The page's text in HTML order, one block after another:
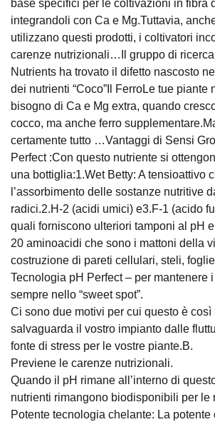
base specifici per le coltivazioni in fibra
integrandoli con Ca e Mg.Tuttavia,
utilizzano questi prodotti, i coltivatori
carenze nutrizionali…Il gruppo di
Nutrients ha trovato il difetto nascosto
dei nutrienti “Coco”Il FerroLe tue piante
bisogno di Ca e Mg extra, quando
cocco, ma anche ferro
certamente tutto …Vantaggi di Sensi
Perfect :Con questo nutriente si
una bottiglia:1.Wet Betty: A tensioattivo
l’assorbimento delle sostanze nutritive
radici.2.H-2 (acidi umici) e3.F-1 (acido
quali forniscono ulteriori tamponi al pH
20 aminoacidi che sono i mattoni della
costruzione di pareti cellulari, steli,
Tecnologia pH Perfect – per mantenere
sempre nello “sweet spot”.
Ci sono due motivi per cui questo è così
salvaguarda il vostro impianto dalle
fonte di stress per le vostre piante.B.
Previene le carenze nutrizionali.
Quando il pH rimane all’interno di
nutrienti rimangono biodisponibili per le
Potente tecnologia chelante: La potente